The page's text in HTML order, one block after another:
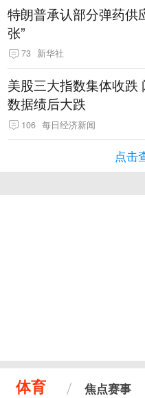
特朗普承认部分弹药供
张”
73 新华社
美股三大指数集体收跌
数据绩后大跌
106 每日经济新闻
点击
体育 焦点赛事